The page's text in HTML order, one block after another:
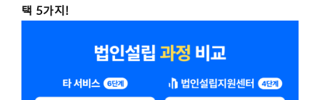
택 5가지!